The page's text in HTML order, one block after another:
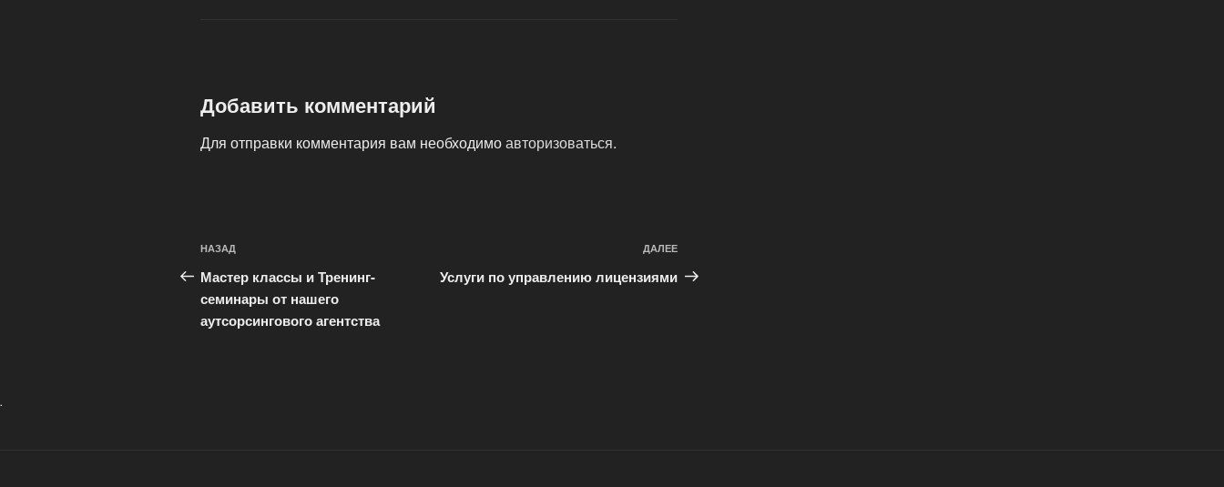
Добавить комментарий
Для отправки комментария вам необходимоавторизоваться.
Навигация
по
записям
Предыдущая
запись:
НАЗАД
Мастер классы и Тренинг-
семинары от нашего
аутсорсингового агентства
запись
ДАЛЕЕ
Услуги по управлению лицензиями
.